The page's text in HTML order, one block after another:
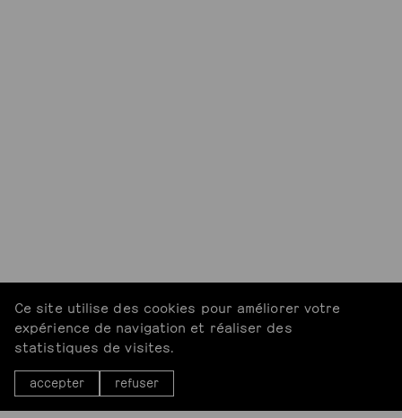
Ce site utilise des cookies pour améliorer votre
expérience de navigation et réaliser des
statistiques de visites.
accepter refuser